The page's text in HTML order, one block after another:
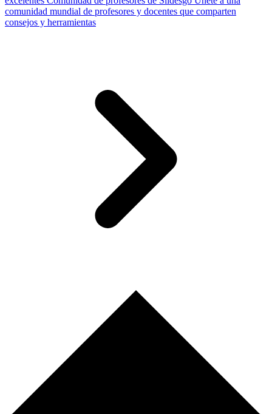
comunidad mundial de profesores y docentes que comparten
consejos y herramientas